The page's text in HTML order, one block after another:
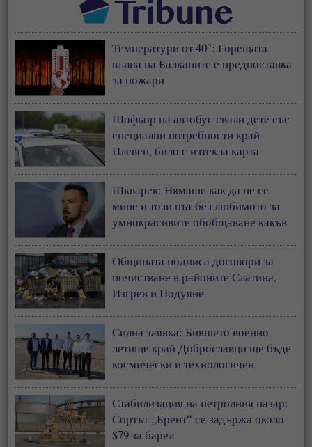
Температури от 40°: Горещата
вълна на Балканите е предпоставка
за пожари
Шофьор на автобус свали дете със
специални потребности край
Плевен, било с изтекла карта
Шкварек: Нямаше как да не се
мине и този път без любимото за
умнокрасивите обобщаване какъв
антисемити сме българите
Общината подписа договори за
почистване в районите Слатина,
Изгрев и Подуяне
Силна заявка: Бившето военно
летище край Доброславци ще бъде
космически и технологичен
център (СНИМКИ + ВИДЕО)
Стабилизация на петролния пазар:
Сортът „Брент“ се задържа около
$79 за барел